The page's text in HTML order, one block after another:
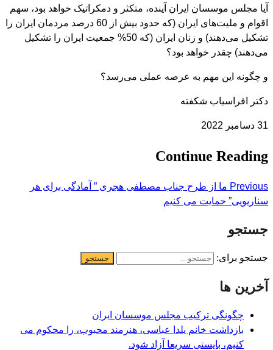
آیا مجلس موسسان ایران آینده، متکثر و دمکراتیک خواهد بود، سهم
اقوام و ملیت‌های ایران (که حدود بیش از 60 درصد مردمان ایران را
تشکیل می‌دهند) و زنان ایران (که 50% جمعیت ایران را تشکیل
می‌دهند) چقدر خواهد بود؟
و چگونه این مهم به عرصه عملی می‌رسد؟
دکتر افراسیاب شکفته
31 دسامبر 2022
Continue Reading
Previous ما از طرح جناب مصطفی هجری ” آمادگی برای هر
سناریویی” حمایت می کنیم
جستجو
جستجو برای:
آخرین ها
چگونگی ترکیب مجلس موسسان ایران
بازداشت خانم یلدا عباسی، هنرمند محبوب، را محکوم می
کنیم، بایستی سریعا آزاد شود.